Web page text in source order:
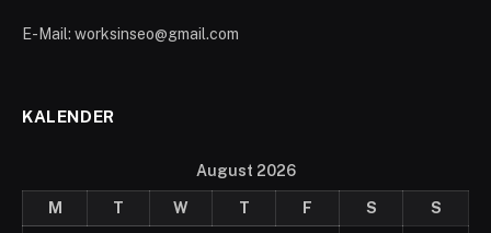
E-Mail: worksinseo@gmail.com
KALENDER
August 2026
M T W T F S
S